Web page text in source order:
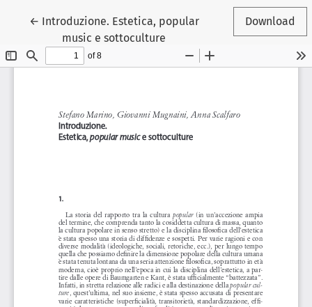
← Return to Article Details
Introduzione. Estetica, popular
music e sottoculture
Download